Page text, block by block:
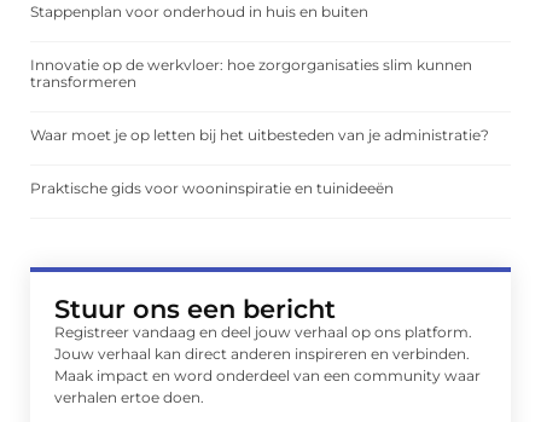
Stappenplan voor onderhoud in huis en buiten
Innovatie op de werkvloer: hoe zorgorganisaties slim kunnen
transformeren
Waar moet je op letten bij het uitbesteden van je administratie?
Praktische gids voor wooninspiratie en tuinideeën
Stuur ons een bericht
Registreer vandaag en deel jouw verhaal op ons platform.
Jouw verhaal kan direct anderen inspireren en verbinden.
Maak impact en word onderdeel van een community waar
verhalen ertoe doen.